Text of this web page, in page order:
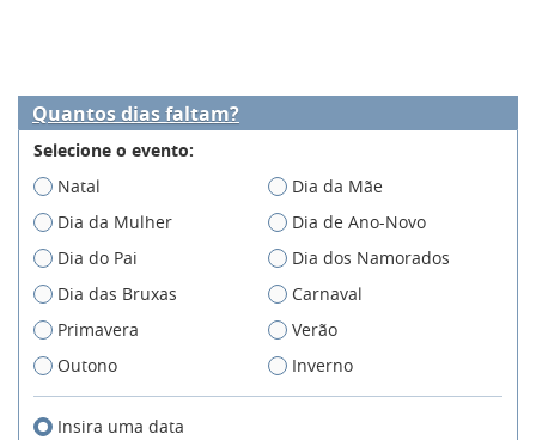
Quantos dias faltam?
Selecione o evento:
Natal
Dia da Mãe
Dia da Mulher
Dia de Ano-Novo
Dia do Pai
Dia dos Namorados
Dia das Bruxas
Carnaval
Primavera
Verão
Outono
Inverno
Insira uma data